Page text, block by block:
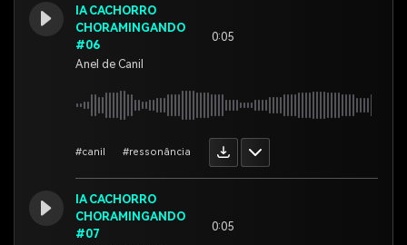
IA CACHORRO
CHORAMINGANDO
#06
Anel de Canil
0:05
#canil #ressonância
IA CACHORRO
CHORAMINGANDO
#07
0:05